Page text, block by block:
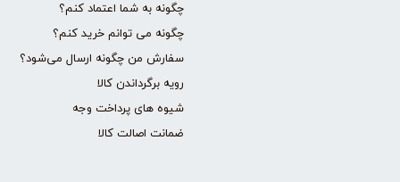
چگونه به شما اعتماد کنم؟
چگونه می توانم خرید کنم؟
سفارش من چگونه ارسال می‌شود؟
رویه برگرداندن کالا
شیوه های پرداخت وجه
ضمانت اصالت کالا